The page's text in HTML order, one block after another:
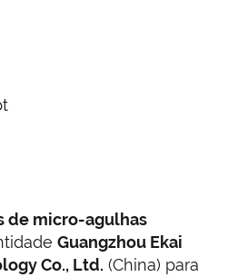
de micro-agulhas
Guangzhou Ekai
Co., Ltd. (China) para